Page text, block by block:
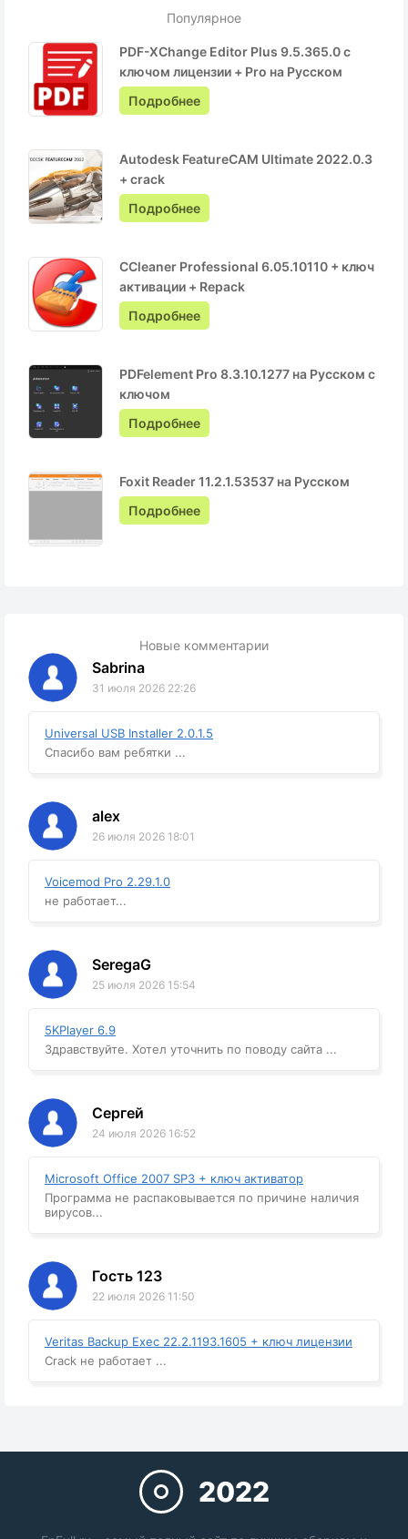
Популярное
PDF-XChange Editor Plus 9.5.365.0 с
ключом лицензии + Pro на Русском
Подробнее
Autodesk FeatureCAM Ultimate 2022.0.3
+ crack
Подробнее
CCleaner Professional 6.05.10110 + ключ
активации + Repack
Подробнее
PDFelement Pro 8.3.10.1277 на Русском с
ключом
Подробнее
Foxit Reader 11.2.1.53537 на Русском
Подробнее
Новые комментарии
Sabrina
31 июля 2026 22:26
Universal USB Installer 2.0.1.5
Спасибо вам ребятки ...
alex
26 июля 2026 18:01
Voicemod Pro 2.29.1.0
не работает...
SeregaG
25 июля 2026 15:54
5KPlayer 6.9
Здравствуйте. Хотел уточнить по поводу сайта ...
Сергей
24 июля 2026 16:52
Microsoft Office 2007 SP3 + ключ активатор
Программа не распаковывается по причине наличия
вирусов...
Гость 123
22 июля 2026 11:50
Veritas Backup Exec 22.2.1193.1605 + ключ лицензии
Crack не работает ...
2022